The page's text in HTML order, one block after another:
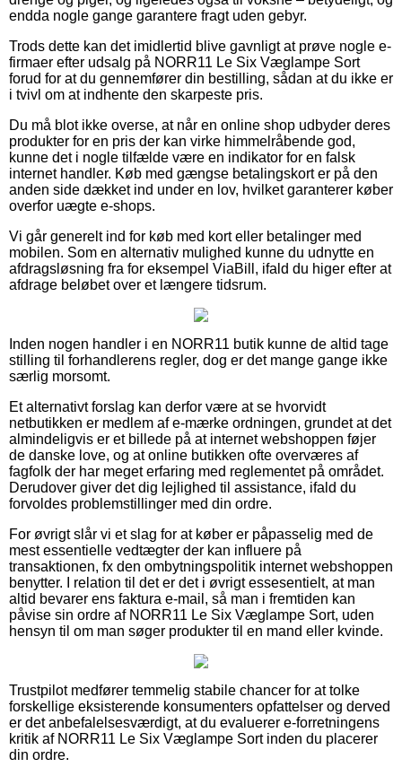
endda nogle gange garantere fragt uden gebyr.
Trods dette kan det imidlertid blive gavnligt at prøve nogle e-
firmaer efter udsalg på NORR11 Le Six Væglampe Sort
forud for at du gennemfører din bestilling, sådan at du ikke er
i tvivl om at indhente den skarpeste pris.
Du må blot ikke overse, at når en online shop udbyder deres
produkter for en pris der kan virke himmelråbende god,
kunne det i nogle tilfælde være en indikator for en falsk
internet handler. Køb med gængse betalingskort er på den
anden side dækket ind under en lov, hvilket garanterer køber
overfor uægte e-shops.
Vi går generelt ind for køb med kort eller betalinger med
mobilen. Som en alternativ mulighed kunne du udnytte en
afdragsløsning fra for eksempel ViaBill, ifald du higer efter at
afdrage beløbet over et længere tidsrum.
Inden nogen handler i en NORR11 butik kunne de altid tage
stilling til forhandlerens regler, dog er det mange gange ikke
særlig morsomt.
Et alternativt forslag kan derfor være at se hvorvidt
netbutikken er medlem af e-mærke ordningen, grundet at det
almindeligvis er et billede på at internet webshoppen føjer
de danske love, og at online butikken ofte overværes af
fagfolk der har meget erfaring med reglementet på området.
Derudover giver det dig lejlighed til assistance, ifald du
forvoldes problemstillinger med din ordre.
For øvrigt slår vi et slag for at køber er påpasselig med de
mest essentielle vedtægter der kan influere på
transaktionen, fx den ombytningspolitik internet webshoppen
benytter. I relation til det er det i øvrigt essesentielt, at man
altid bevarer ens faktura e-mail, så man i fremtiden kan
påvise sin ordre af NORR11 Le Six Væglampe Sort, uden
hensyn til om man søger produkter til en mand eller kvinde.
Trustpilot medfører temmelig stabile chancer for at tolke
forskellige eksisterende konsumenters opfattelser og derved
er det anbefalelsesværdigt, at du evaluerer e-forretningens
kritik af NORR11 Le Six Væglampe Sort inden du placerer
din ordre.